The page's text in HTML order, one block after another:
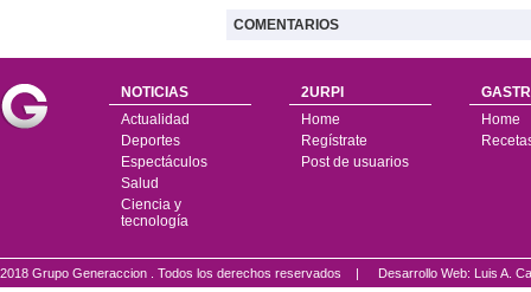
COMENTARIOS
NOTICIAS
Actualidad
Deportes
Espectáculos
Salud
Ciencia y
tecnología
2URPI
Home
Regístrate
Post de usuarios
Home
2018 Grupo Generaccion . Todos los derechos reservados | Desarrollo Web: Luis